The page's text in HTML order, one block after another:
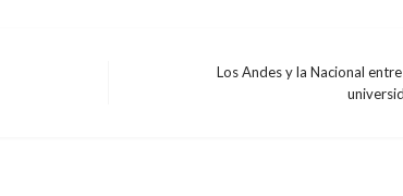
Los Andes y la Nacional